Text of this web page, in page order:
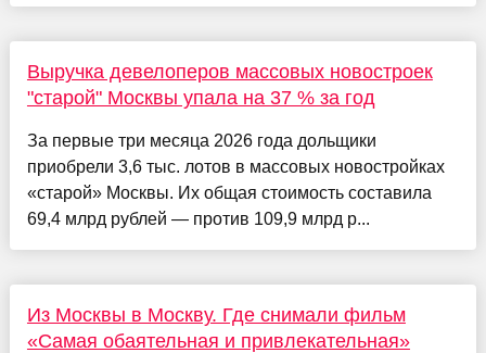
Выручка девелоперов массовых новостроек
"старой" Москвы упала на 37 % за год
За первые три месяца 2026 года дольщики
приобрели 3,6 тыс. лотов в массовых новостройках
«старой» Москвы. Их общая стоимость составила
69,4 млрд рублей — против 109,9 млрд р...
Из Москвы в Москву. Где снимали фильм
«Самая обаятельная и привлекательная»